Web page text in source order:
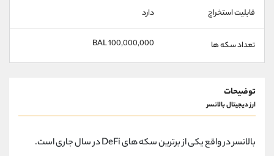
قابلیت استخراج دارد
تعداد سکه ها 100,000,000 BAL
توضیحات
ارز دیجیتال بالانسر
بالانسر در واقع یکی از برترین سکه های DeFi در سال جاری است.